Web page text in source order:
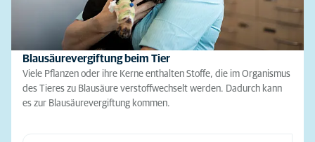
Blausäurevergiftung beim Tier
Viele Pflanzen oder ihre Kerne enthalten Stoffe, die im Organismus
des Tieres zu Blausäure verstoffwechselt werden. Dadurch kann
es zur Blausäurevergiftung kommen.